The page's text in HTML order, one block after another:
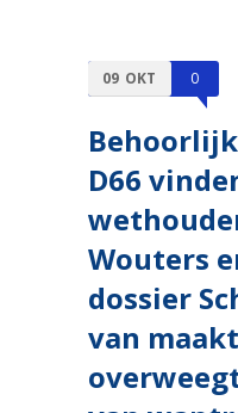
09 OKT 0
D66
Wouters
dossier
van